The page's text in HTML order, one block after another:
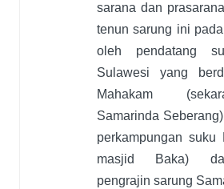
sarana dan
tenun sarung ini
oleh pendatang
Sulawesi yang
Mahakam
Samarinda
perkampungan suku
masjid Baka)
pengrajin sarung